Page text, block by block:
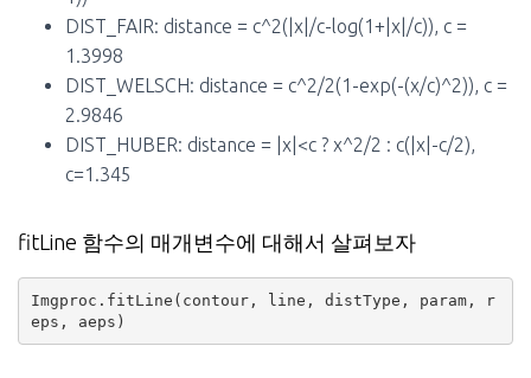
DIST_FAIR: distance = c^2(|x|/c-log(1+|x|/c)), c =
1.3998
DIST_WELSCH: distance = c^2/2(1-exp(-(x/c)^2)), c =
2.9846
DIST_HUBER: distance = |x|<c ? x^2/2 : c(|x|-c/2),
c=1.345
fitLine 함수의 매개변수에 대해서 살펴보자
Imgproc.fitLine(contour, line, distType, param, r
eps, aeps)